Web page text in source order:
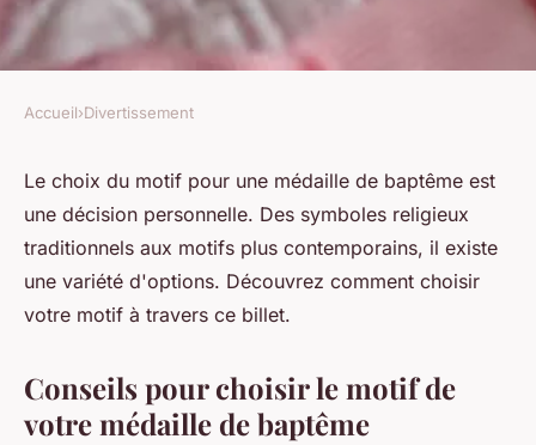
Quel motif choisir pour sa
médaille de baptême ?
toussaint•21 mars 2024 •2 min de lecture
Accueil›Divertissement
Le choix du motif pour une médaille de baptême est
une décision personnelle. Des symboles religieux
traditionnels aux motifs plus contemporains, il existe
une variété d'options. Découvrez comment choisir
votre motif à travers ce billet.
Conseils pour choisir le motif de
votre médaille de baptême